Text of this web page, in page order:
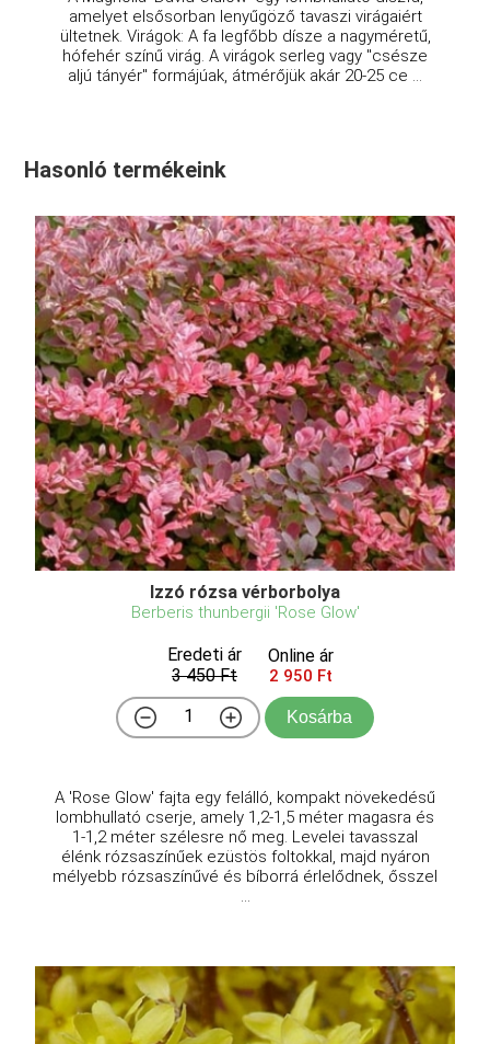
amelyet elsősorban lenyűgöző tavaszi virágaiért
ültetnek. Virágok: A fa legfőbb dísze a nagyméretű,
hófehér színű virág. A virágok serleg vagy "csésze
aljú tányér" formájúak, átmérőjük akár 20-25 ce ...
Hasonló termékeink
Izzó rózsa vérborbolya
Berberis thunbergii 'Rose Glow'
Eredeti ár
3 450 Ft
Online ár
2 950 Ft
Kosárba
A 'Rose Glow' fajta egy felálló, kompakt növekedésű
lombhullató cserje, amely 1,2-1,5 méter magasra és
1-1,2 méter szélesre nő meg. Levelei tavasszal
élénk rózsaszínűek ezüstös foltokkal, majd nyáron
mélyebb rózsaszínűvé és bíborrá érlelődnek, ősszel
...